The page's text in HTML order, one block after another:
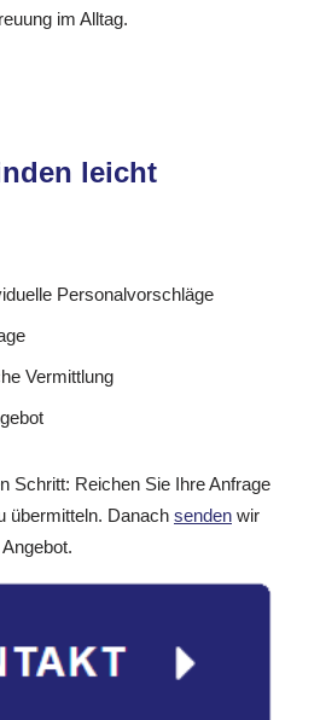
im Alltag.
leicht
Personalvorschläge
Vermittlung
Schritt: Reichen Sie Ihre Anfrage
übermitteln. Danach senden wir